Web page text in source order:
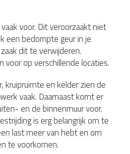
voor. Dit veroorzaakt niet
een bedompte geur in je
dit te verwijderen.
voor op verschillende locaties.
kruipruimte en kelder zien de
vaak. Daarnaast komt er
en de binnenmuur voor.
is erg belangrijk om te
last meer van hebt en om
te voorkomen.